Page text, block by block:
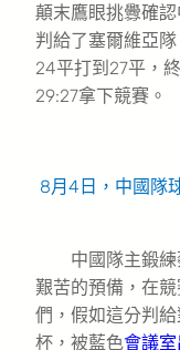
顛末鷹眼挑釁確
判給了塞爾維亞
24平打到27平，
29:27拿下競賽。
8月4日，中國隊
中國隊主鍛
艱苦的預備，在
們，假如這分判
杯，被藍色會議室